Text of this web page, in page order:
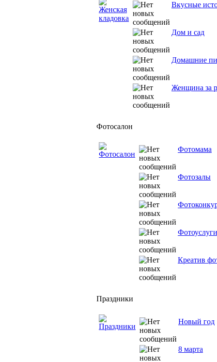
Вкусные
Дом и сад
Домашние
Женщина за
Фотосалон
Фотомама
Фотозалы
Фотоуслуги
Креатив
Праздники
Новый год
8 марта